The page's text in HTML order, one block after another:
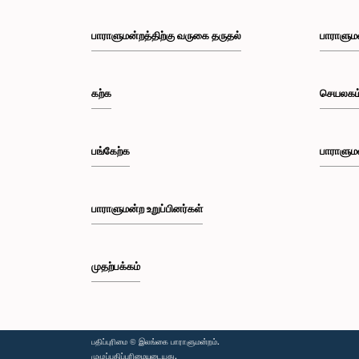
பாராளுமன்றத்திற்கு வருகை தருதல்
கற்க
பங்கேற்க
பாராளுமன்ற உறுப்பினர்கள்
முதற்பக்கம்
பதிப்புரிமை © இலங்கை பாராளுமன்றம்.
முழுப்பதிப்புரிமையுடையது.